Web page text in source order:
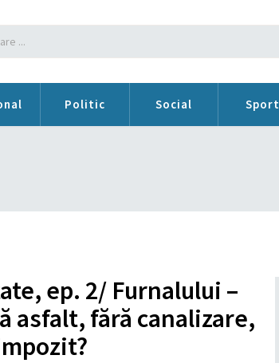
Politic Social Sport
ep. 2/ Furnalului –
asfalt, fără canalizare,